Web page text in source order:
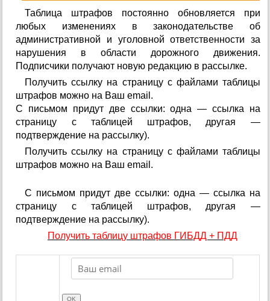
Таблица штрафов постоянно обновляется при
любых изменениях в законодательстве об
административной и уголовной ответственности за
нарушения в области дорожного движения.
Подписчики получают новую редакцию в рассылке.
Получить ссылку на страницу с файлами таблицы
штрафов можно на Ваш email.
С письмом придут две ссылки: одна — ссылка на
страницу с таблицей штрафов, другая —
подтверждение на рассылку).
Получить ссылку на страницу с файлами таблицы
штрафов можно на Ваш email.
С письмом придут две ссылки: одна — ссылка на
страницу с таблицей штрафов, другая —
подтверждение на рассылку).
Получить таблицу штрафов ГИБДД + ПДД